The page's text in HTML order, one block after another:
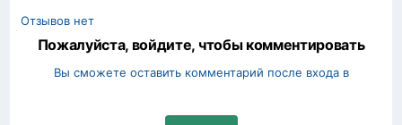
Отзывов нет
Пожалуйста, войдите, чтобы комментировать
Вы сможете оставить комментарий после входа в